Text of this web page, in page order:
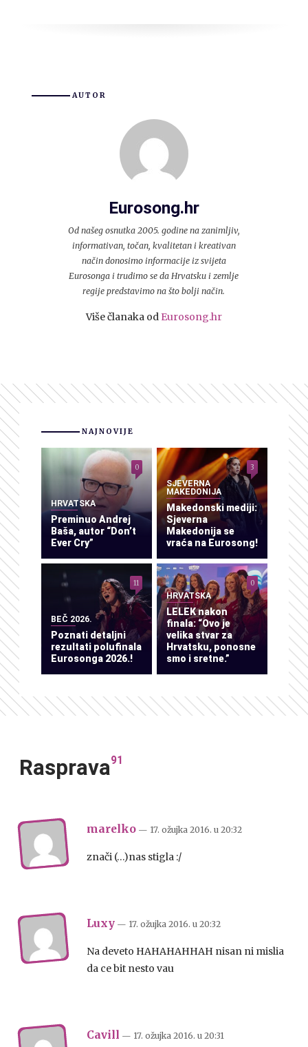
AUTOR
Eurosong.hr
Od našeg osnutka 2005. godine na zanimljiv,
informativan, točan, kvalitetan i kreativan
način donosimo informacije iz svijeta
Eurosonga i trudimo se da Hrvatsku i zemlje
regije predstavimo na što bolji način.
Više članaka od Eurosong.hr
NAJNOVIJE
HRVATSKA
Preminuo Andrej
Baša, autor “Don’t
Ever Cry”
0
SJEVERNA
MAKEDONIJA
Makedonski mediji:
Sjeverna
Makedonija se
vraća na Eurosong!
3
BEČ 2026.
Poznati detaljni
rezultati polufinala
Eurosonga 2026.!
11
HRVATSKA
LELEK nakon
finala: “Ovo je
velika stvar za
Hrvatsku, ponosne
smo i sretne.”
0
Rasprava91
marelko — 17. ožujka 2016. u 20:32
znači (…)nas stigla :/
Luxy — 17. ožujka 2016. u 20:32
Na deveto HAHAHAHHAH nisan ni mislia
da ce bit nesto vau
Cavill — 17. ožujka 2016. u 20:31